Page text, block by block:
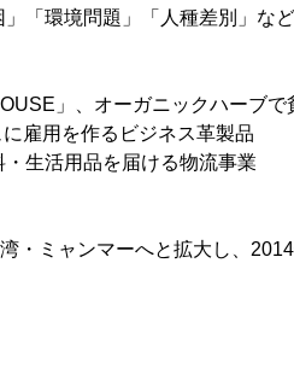
「環境問題」「人種差別」な
」、オーガニックハーブで
雇用を作るビジネス革製品
生活用品を届ける物流事業
・ミャンマーへと拡大し、